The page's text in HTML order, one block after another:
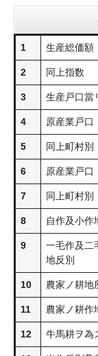
1 生産総価額
2 同上指数
3 生産戸口當
4 原産業戸口
5 同上町村別
6 原産業戸口
7 同上町村別
8 自作及小作
9
一毛作及二
地反別
10 農家ノ耕地
11 農家ノ耕作
12 牛馬耕ヲ為